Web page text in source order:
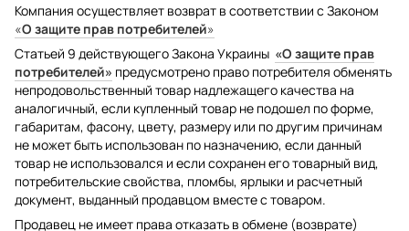
Компания осуществляет возврат в соответствии с Законом
«О защите прав потребителей»
Статьей 9 действующего Закона Украины «О защите прав
потребителей» предусмотрено право потребителя обменять
непродовольственный товар надлежащего качества на
аналогичный, если купленный товар не подошел по форме,
габаритам, фасону, цвету, размеру или по другим причинам
не может быть использован по назначению, если данный
товар не использовался и если сохранен его товарный вид,
потребительские свойства, пломбы, ярлыки и расчетный
документ, выданный продавцом вместе с товаром.
Продавец не имеет права отказать в обмене (возврате)